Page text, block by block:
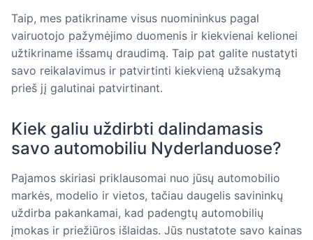
Taip, mes patikriname visus nuomininkus pagal
vairuotojo pažymėjimo duomenis ir kiekvienai kelionei
užtikriname išsamų draudimą. Taip pat galite nustatyti
savo reikalavimus ir patvirtinti kiekvieną užsakymą
prieš jį galutinai patvirtinant.
Kiek galiu uždirbti dalindamasis
savo automobiliu Nyderlanduose?
Pajamos skiriasi priklausomai nuo jūsų automobilio
markės, modelio ir vietos, tačiau daugelis savininkų
uždirba pakankamai, kad padengtų automobilių
įmokas ir priežiūros išlaidas. Jūs nustatote savo kainas